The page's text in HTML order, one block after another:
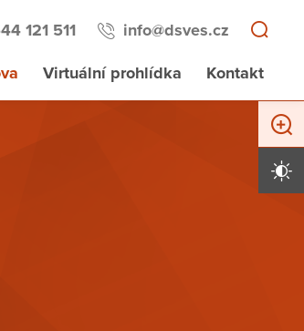
121 511 info@dsves.cz
Virtuální prohlídka Kontakt